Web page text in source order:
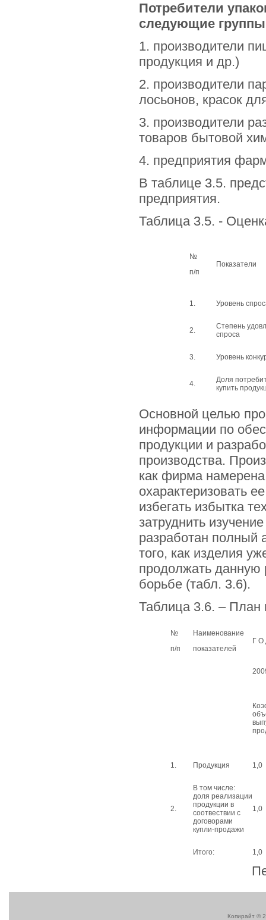
Потребители
следующие
1. производители
продукция и др.)
2. производители
лосьонов, красок
3. производители
товаров бытовой
4. предприятия
В таблице 3.5.
предприятия.
Таблица 3.5. -
№
п/п
Показатели
1. Уровень
2.
Степень
спроса
3. Уровень
4.
Доля
купить
Основной целью
информации по
продукции и
производства.
как фирма
охарактеризовать
избегать избытка
затруднить
разработан полный
того, как изделия
продолжать данную
борьбе (табл. 3.6).
Таблица 3.6. – План
№
п/п
Наименование
показателей
Г
1. Продукция 1,0
2.
В том числе:
доля реализации
продукции в
соотвествии с
договорами
купли-продажи
1,0
Итого: 1,0
Копирайт ©